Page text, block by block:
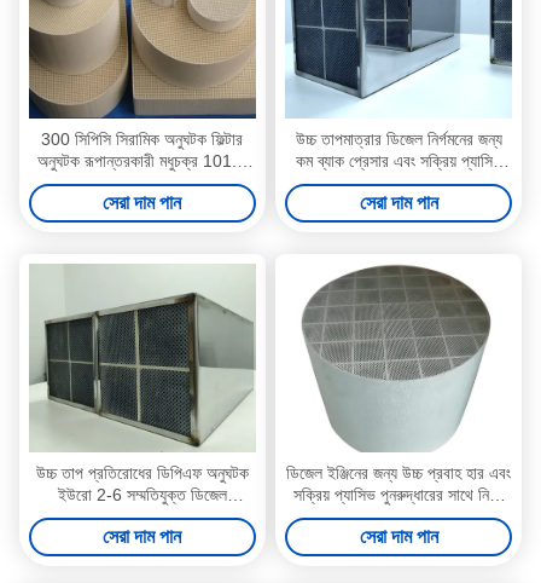
300 সিপিসি সিরামিক অনুঘটক ফিল্টার
অনুঘটক রূপান্তরকারী মধুচক্র 101.6
মিমি
সেরা দাম পান
উচ্চ তাপমাত্রার ডিজেল নির্গমনের জন্য
কম ব্যাক প্রেসার এবং সক্রিয় প্যাসিভ
পুনর্জন্ম সহ সিরামিক অনুঘটক DPF
সেরা দাম পান
উচ্চ তাপ প্রতিরোধের ডিপিএফ অনুঘটক
ইউরো 2-6 সম্মতিযুক্ত ডিজেল
পার্টিকুলেট ফিল্টারের জন্য কম চাপ ড্রপ সহ
সেরা দাম পান
ডিজেল ইঞ্জিনের জন্য উচ্চ প্রবাহ হার এবং
সক্রিয় প্যাসিভ পুনরুদ্ধারের সাথে নিম্ন
ব্যাক চাপ ক্যাটালাইস্ট ডিপিএফ
সেরা দাম পান